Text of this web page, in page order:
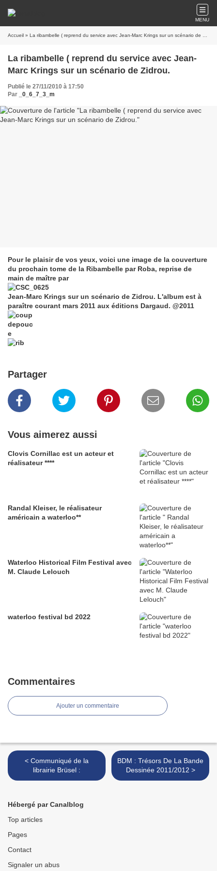
MENU
Accueil » La ribambelle ( reprend du service avec Jean-Marc Krings sur un scénario de Zidrou.
La ribambelle ( reprend du service avec Jean-
Marc Krings sur un scénario de Zidrou.
Publié le 27/11/2010 à 17:50
Par
_0_6_7_3_m
Pour le plaisir de vos yeux, voici une image de la couverture
du prochain tome de la Ribambelle par Roba, reprise de
main de maître par
Jean-Marc Krings sur un scénario de Zidrou. L'album est à
paraître courant mars 2011 aux éditions Dargaud. @2011
Partager
Vous aimerez aussi
Clovis Cornillac est un acteur et
réalisateur ****
Randal Kleiser, le réalisateur
américain a waterloo**
Waterloo Historical Film Festival avec
M. Claude Lelouch
waterloo festival bd 2022
Commentaires
Ajouter un commentaire
< Communiqué de la
librairie Brüsel :
BDM : Trésors De La Bande
Dessinée 2011/2012 >
Hébergé par Canalblog
Top articles
Pages
Contact
Signaler un abus